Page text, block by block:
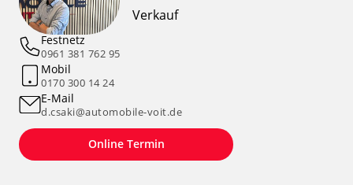
Verkauf
Festnetz
0961 381 762 95
Mobil
0170 300 14 24
E-Mail
d.csaki@automobile-voit.de
Online Termin